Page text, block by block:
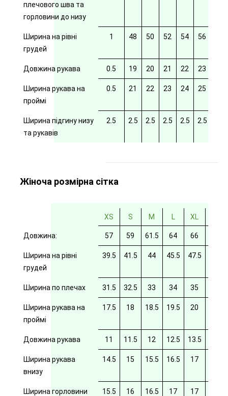
плечового шва та
горловини до низу
Ширина на рівні
грудей
1 48 50 52 54 56
Довжина рукава 0.5 19 20 21 22 23
Ширина рукава на
проймі
0.5 21 22 23 24 25
Ширина підгину низу
та рукавів
2.5 2.5 2.5 2.5 2.5 2.5
Жіноча розмірна сітка
XS S M L XL
Довжина: 57 59 61.5 64 66
Ширина на рівні
грудей
39.5 41.5 44 45.5 47.5
Ширина по плечах 31.5 32.5 33 34 35
Ширина рукава на
проймі
17.5 18 18.5 19.5 20
Довжина рукава 11 11.5 12 12.5 13.5
Ширина рукава
внизу
14.5 15 15.5 16.5 17
Ширина горловини 15.5 16 16.5 17 17